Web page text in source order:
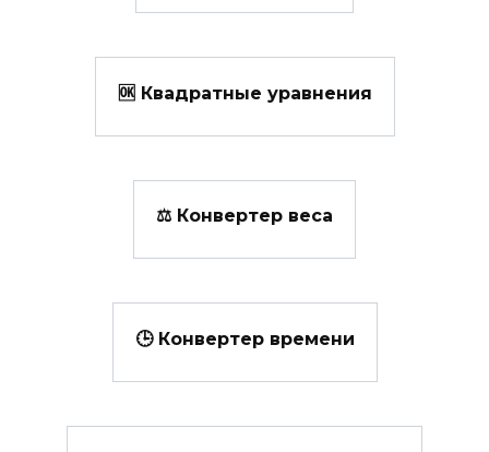
🆗 Квадратные уравнения
⚖️ Конвертер веса
🕒 Конвертер времени